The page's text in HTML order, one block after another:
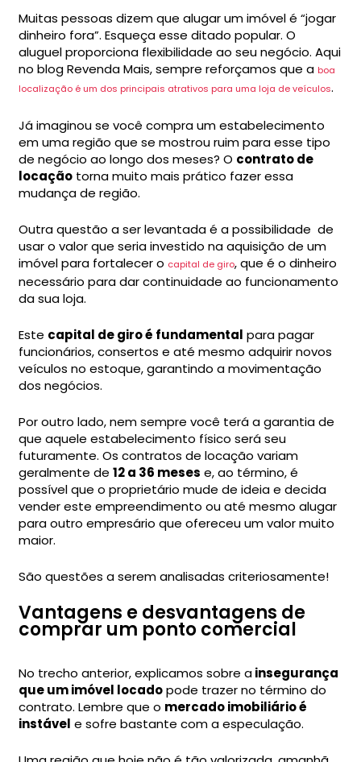
Muitas pessoas dizem que alugar um imóvel é “jogar
dinheiro fora”. Esqueça esse ditado popular. O
aluguel proporciona flexibilidade ao seu negócio. Aqui
no blog Revenda Mais, sempre reforçamos que a boa
localização é um dos principais atrativos para uma loja de veículos.
Já imaginou se você compra um estabelecimento
em uma região que se mostrou ruim para esse tipo
de negócio ao longo dos meses? O contrato de
locação torna muito mais prático fazer essa
mudança de região.
Outra questão a ser levantada é a possibilidade de
usar o valor que seria investido na aquisição de um
imóvel para fortalecer o capital de giro, que é o dinheiro
necessário para dar continuidade ao funcionamento
da sua loja.
Este capital de giro é fundamental para pagar
funcionários, consertos e até mesmo adquirir novos
veículos no estoque, garantindo a movimentação
dos negócios.
Por outro lado, nem sempre você terá a garantia de
que aquele estabelecimento físico será seu
futuramente. Os contratos de locação variam
geralmente de12 a 36 meses e, ao término, é
possível que o proprietário mude de ideia e decida
vender este empreendimento ou até mesmo alugar
para outro empresário que ofereceu um valor muito
maior.
São questões a serem analisadas criteriosamente!
Vantagens e desvantagens de
comprar um ponto comercial
No trecho anterior, explicamos sobre ainsegurança
que um imóvel locadopode trazer no término do
contrato. Lembre que o mercado imobiliário é
instável e sofre bastante com a especulação.